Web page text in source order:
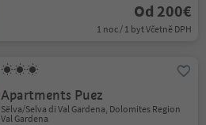
Od 200€
1 noc / 1 byt Včetně DPH
Apartments Puez
Sëlva/Selva di Val Gardena, Dolomites Region
Val Gardena